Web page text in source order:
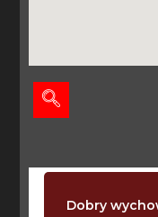
Dobry